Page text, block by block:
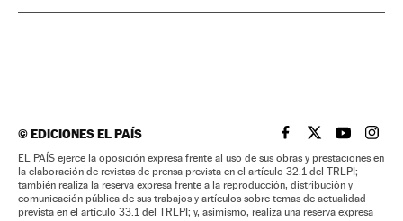
©EDICIONES EL PAÍS EL PAÍS BRASIL EN
EL PAÍSEL PAÍS
EL
EL PAÍS ejerce la oposición expresa frente al uso de sus obras y prestaciones en
la elaboración de revistas de prensa prevista en el artículo 32.1 del TRLPI;
también realiza la reserva expresa frente a la reproducción, distribución y
comunicación pública de sus trabajos y artículos sobre temas de actualidad
prevista en el artículo 33.1 del TRLPI; y, asimismo, realiza una reserva expresa